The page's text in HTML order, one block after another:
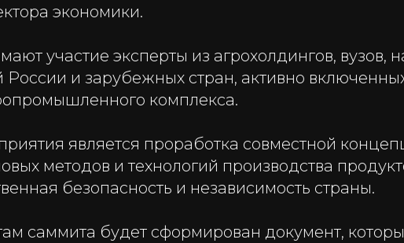
экономики.
участие эксперты из агрохолдингов, вузов,
России и зарубежных стран, активно
комплекса.
является проработка совместной
методов и технологий производства
безопасность и независимость страны.
саммита будет сформирован документ,